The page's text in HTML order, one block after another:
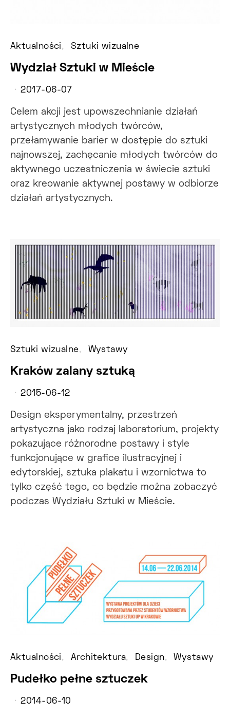
Aktualności Sztuki wizualne
Wydział Sztuki w Mieście
2017-06-07
Celem akcji jest upowszechnianie działań
artystycznych młodych twórców,
przełamywanie barier w dostępie do sztuki
najnowszej, zachęcanie młodych twórców do
aktywnego uczestniczenia w świecie sztuki
oraz kreowanie aktywnej postawy w odbiorze
działań artystycznych.
Sztuki wizualne Wystawy
Kraków zalany sztuką
2015-06-12
Design eksperymentalny, przestrzeń
artystyczna jako rodzaj laboratorium, projekty
pokazujące różnorodne postawy i style
funkcjonujące w grafice ilustracyjnej i
edytorskiej, sztuka plakatu i wzornictwa to
tylko część tego, co będzie można zobaczyć
podczas Wydziału Sztuki w Mieście.
Aktualności Architektura Design Wystawy
Pudełko pełne sztuczek
2014-06-10